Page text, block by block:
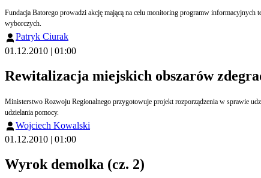
Fundacja Batorego prowadzi akcję mającą na celu monitoring programw
wyborczych.
Patryk Ciurak
01.12.2010 | 01:00
Rewitalizacja miejskich obszarów
Ministerstwo Rozwoju Regionalnego przygotowuje projekt rozporządzenia w sprawie
udzielania pomocy.
Wojciech Kowalski
01.12.2010 | 01:00
Wyrok demolka (cz. 2)